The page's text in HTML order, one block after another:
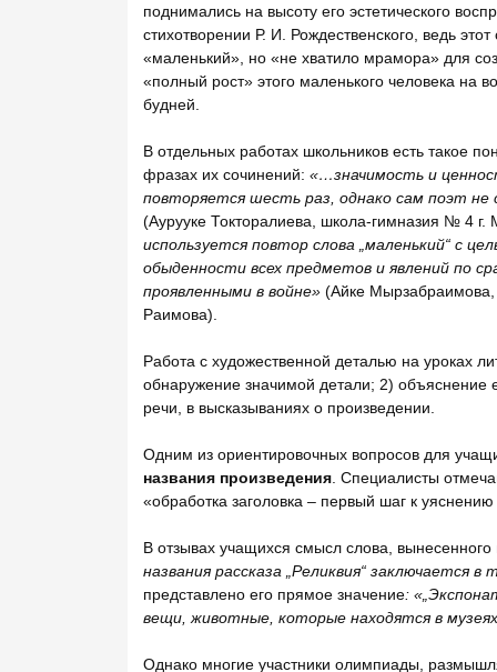
поднимались на высоту его эстетического
стихотворении Р. И. Рождественского, ведь
«маленький», но «не хватило мрамора» для
«полный рост» этого маленького человека на
будней.
В отдельных работах школьников есть такое
фразах их сочинений: «…значимость и
повторяется шесть раз, однако сам поэт
(Аурууке Токторалиева, школа-гимназия № 4
используется повтор слова
„маленький“с
обыденности всех предметов и явлений по
проявленными в войне»(Айке Мырзабраимова,
Раимова).
Работа с художественной деталью на уроках
обнаружение значимой детали; 2) объяснение
речи, в высказываниях о произведении.
Одним из ориентировочных вопросов для
названия произведения. Специалисты
«обработка заголовка – первый шаг к
В отзывах учащихся смысл слова,
названия рассказа
„Реликвия“заключается в
представлено его прямое значение: «
вещи, животные, которые находятся в
Однако многие участники олимпиады,